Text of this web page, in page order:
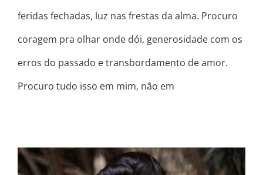
feridas fechadas, luz nas frestas da alma. Procuro
coragem pra olhar onde dói, generosidade com os
erros do passado e transbordamento de amor.
Procuro tudo isso em mim, não em